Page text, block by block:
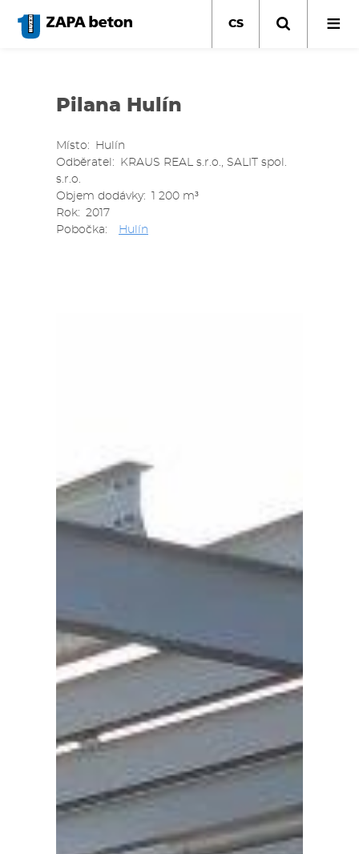
hlavnímu
CS
Pilana Hulín
Místo
Hulín
Odběratel
KRAUS REAL s.r.o., SALIT spol.
s.r.o.
Objem dodávky
1 200 m³
Rok
2017
Pobočka
Hulín